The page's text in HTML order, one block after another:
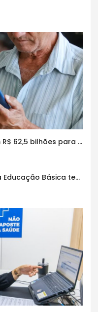
Famílias brasileiras perderam R$ 62,5 bilhões para bets em 2025
Índice de Desenvolvimento da Educação Básica tem elevação em todas as etapas